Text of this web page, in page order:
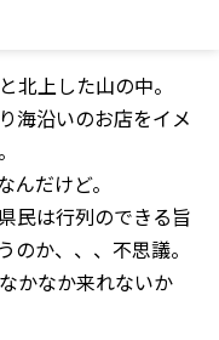
北上した山の中。
海沿いのお店をイメ
だけど。
民は行列のできる旨
のか、、、不思議。
かなか来れないか